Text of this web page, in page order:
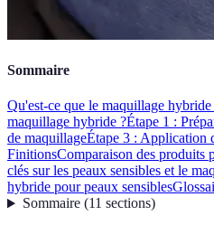
Sommaire
Qu'est-ce que le maquillage hybride
maquillage hybride ?Étape 1 :
de maquillageÉtape 3 : Application
FinitionsComparaison des produits
clés sur les peaux sensibles et le
hybride pour peaux sensibles
Sommaire(11 sections)